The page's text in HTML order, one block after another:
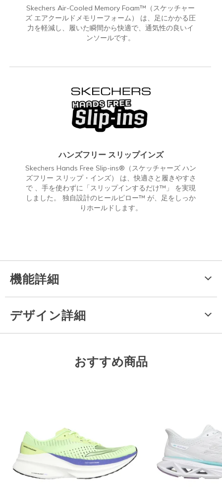
Skechers Air-Cooled Memory Foam™（スケッチャー
ズ エアクールドメモリーフォーム） は、足にかかる圧
力を軽減し、履いた瞬間から快適で、通気性の良いイ
ンソールです。
ハンズフリー スリップインズ
Skechers Hands Free Slip-ins®（スケッチャーズ ハン
ズフリー スリップ・インズ） は、快適さと履きやすさ
で 、手を使わずに「スリップインするだけ™」 を実現
しました。 独自設計のヒールピロー™ が、足をしっか
りホールドします。
機能詳細
デザイン詳細
おすすめ商品